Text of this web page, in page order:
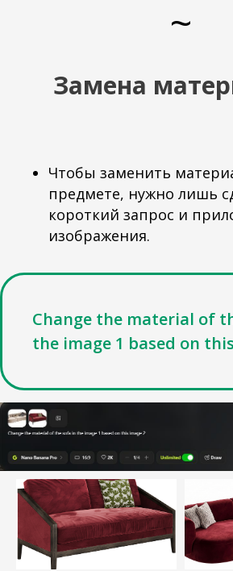
~
Замена
Чтобы заменить
предмете, нужно лишь
короткий запрос и
изображения.
Change the material of
the image 1 based on